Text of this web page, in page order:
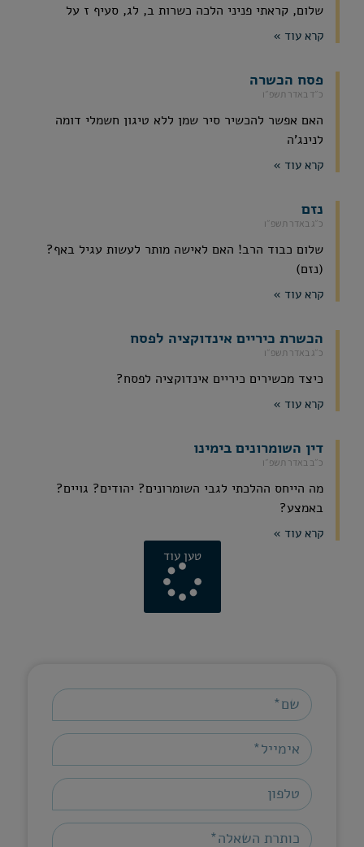
שלום, קראתי פניני הלכה כשרות ב, לג, סעיף ז על
קרא עוד »
פסח הכשרה
כ״ד באדר תשפ״ו
האם אפשר להכשיר סיר שמן ללא טיגון חשמלי דומה
לנינג'ה
קרא עוד »
נזם
כ״ג באדר תשפ״ו
שלום כבוד הרב! האם לאישה מותר לעשות עגיל באף?
(נזם)
קרא עוד »
הכשרת כיריים אינדוקציה לפסח
כ״ג באדר תשפ״ו
כיצד מכשירים כיריים אינדוקציה לפסח?
קרא עוד »
דין השומרונים בימינו
כ״ב באדר תשפ״ו
מה הייחס ההלכתי לגבי השומרונים? יהודים? גויים?
באמצע?
קרא עוד »
טען עוד